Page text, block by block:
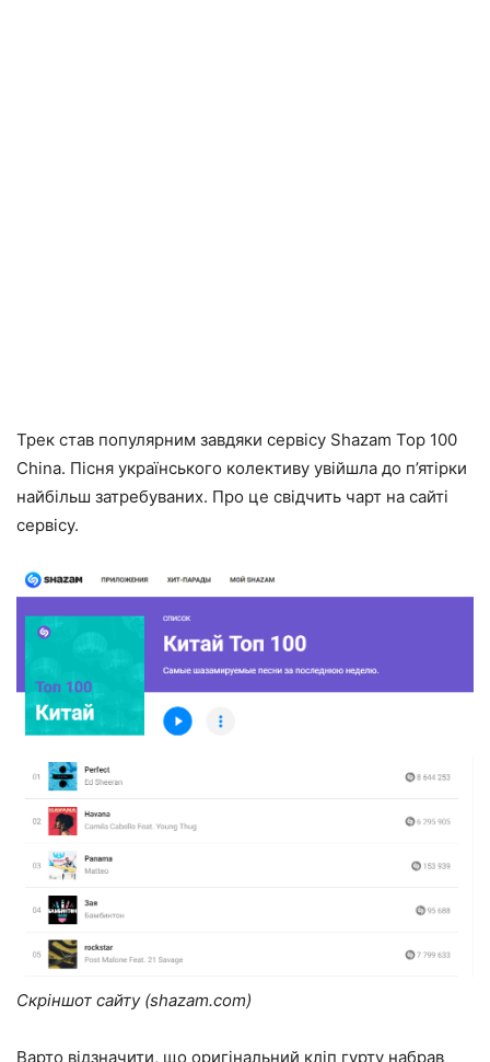
Трек став популярним завдяки сервісу Shazam Top 100
China. Пісня українського колективу увійшла до п’ятірки
найбільш затребуваних. Про це свідчить чарт на сайті
сервісу.
Скріншот сайту (shazam.com)
Варто відзначити, що оригінальний кліп гурту набрав